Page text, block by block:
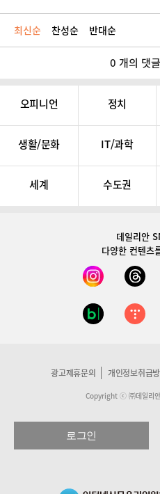
최신순 찬성순 반대순
0 개의 댓
오피니언 정치
생활/문화 IT/과학
세계 수도권
데일리안
다양한 컨텐츠
광고제휴문의 개인정보취급
Copyright ⓒ ㈜데일리
로그인